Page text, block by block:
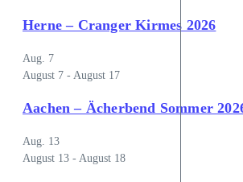
Herne – Cranger Kirmes 2026
Aug. 7
August 7 - August 17
Aachen – Ächerbend Sommer
Aug. 13
August 13 - August 18